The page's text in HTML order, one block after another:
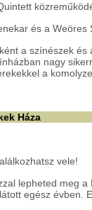
és a
a színészek
nagy
a
Háza
vele!
lepheted meg
egész évben.